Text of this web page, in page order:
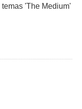
'The Medium'